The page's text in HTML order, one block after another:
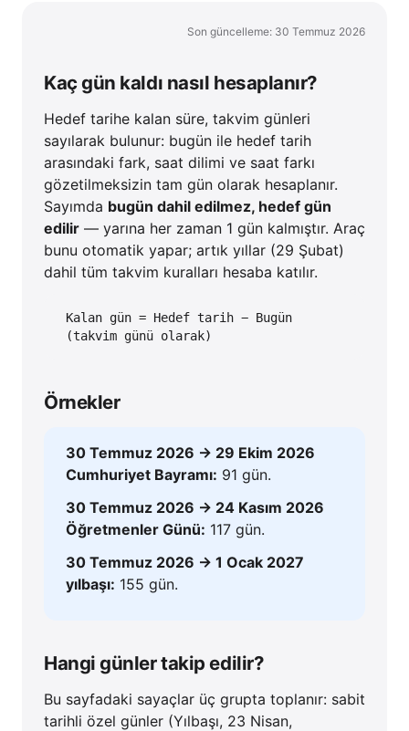
Son güncelleme: 30 Temmuz 2026
Kaç gün kaldı nasıl hesaplanır?
Hedef tarihe kalan süre, takvim günleri
sayılarak bulunur: bugün ile hedef tarih
arasındaki fark, saat dilimi ve saat farkı
gözetilmeksizin tam gün olarak hesaplanır.
Sayımda bugün dahil edilmez, hedef gün
edilir — yarına her zaman 1 gün kalmıştır. Araç
bunu otomatik yapar; artık yıllar (29 Şubat)
dahil tüm takvim kuralları hesaba katılır.
Kalan gün = Hedef tarih − Bugün
(takvim günü olarak)
Örnekler
30 Temmuz 2026 → 29 Ekim 2026
Cumhuriyet Bayramı: 91 gün.
30 Temmuz 2026 → 24 Kasım 2026
Öğretmenler Günü: 117 gün.
30 Temmuz 2026 → 1 Ocak 2027
yılbaşı: 155 gün.
Hangi günler takip edilir?
Bu sayfadaki sayaçlar üç grupta toplanır: sabit
tarihli özel günler (Yılbaşı, 23 Nisan,